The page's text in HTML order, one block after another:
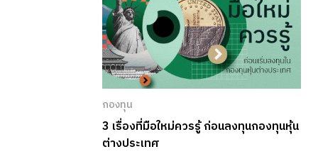
กองทุน
3 เรื่องที่มือใหม่ควรรู้ ก่อนลงทุนกองทุนหุ้น
ต่างประเทศ